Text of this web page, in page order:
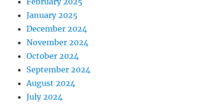
January 2025
December 2024
November 2024
October 2024
September 2024
August 2024
July 2024